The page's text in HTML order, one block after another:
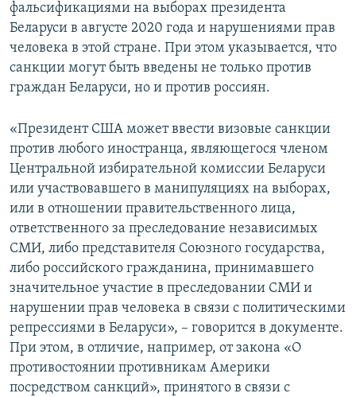
фальсификациями на выборах президента
Беларуси в августе 2020 года и нарушениями прав
человека в этой стране. При этом указывается, что
санкции могут быть введены не только против
граждан Беларуси, но и против россиян.
«Президент США может ввести визовые санкции
против любого иностранца, являющегося членом
Центральной избирательной комиссии Беларуси
или участвовавшего в манипуляциях на выборах,
или в отношении правительственного лица,
ответственного за преследование независимых
СМИ, либо представителя Союзного государства,
либо российского гражданина, принимавшего
значительное участие в преследовании СМИ и
нарушении прав человека в связи с политическими
репрессиями в Беларуси», – говорится в документе.
При этом, в отличие, например, от закона «О
противостоянии противникам Америки
посредством санкций», принятого в связи с